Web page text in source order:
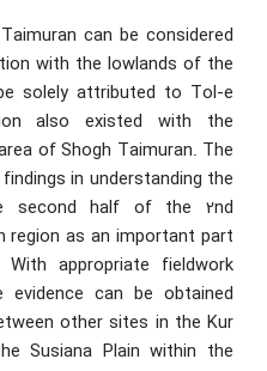
can be considered
with the lowlands of the
solely attributed to Tol-e
also existed with the
of Shogh Taimuran. The
in understanding the
second half of the 2nd
region as an important part
appropriate fieldwork
evidence can be obtained
other sites in the Kur
Susiana Plain within the